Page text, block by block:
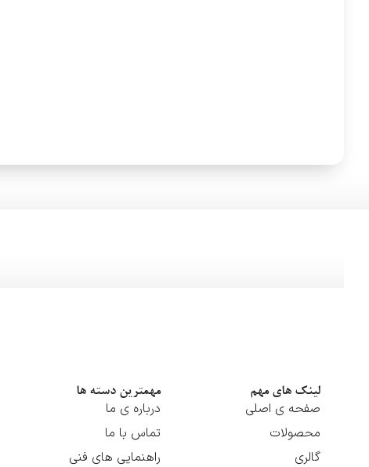
لینک های مهم
صفحه ی اصلی
محصولات
گالری
مهمترین دسته ها
درباره ی ما
تماس با ما
راهنمایی های فنی